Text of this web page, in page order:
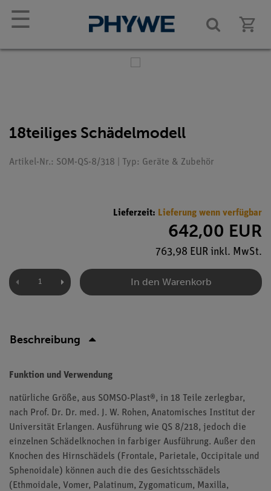
☰
18teiliges Schädelmodell
Artikel-Nr.: SOM-QS-8/318 | Typ: Geräte & Zubehör
Lieferzeit: Lieferung wenn verfügbar
642,00 EUR
763,98 EUR inkl. MwSt.
In den Warenkorb
Beschreibung
Funktion und Verwendung
natürliche Größe, aus SOMSO-Plast®, in 18 Teile zerlegbar,
nach Prof. Dr. Dr. med. J. W. Rohen, Anatomisches Institut der
Universität Erlangen. Ausführung wie QS 8/218, jedoch die
einzelnen Schädelknochen in farbiger Ausführung. Außer den
Knochen des Hirnschädels (Frontale, Parietale, Occipitale und
Sphenoidale) können auch die des Gesichtsschädels
(Ethmoidale, Vomer, Palatinum, Zygomaticum, Maxilla,